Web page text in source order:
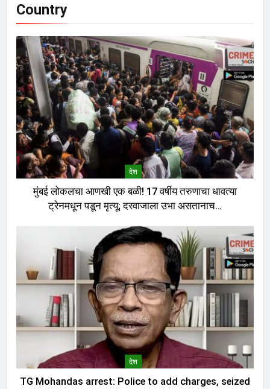
Country
देश
मुंबई लोकलचा आणखी एक बळी! 17 वर्षीय तरुणाचा धावत्या
ट्रेनमधून पडून मृत्यू; दरवाजाला उभा असतानाच…
देश
TG Mohandas arrest: Police to add charges, seized